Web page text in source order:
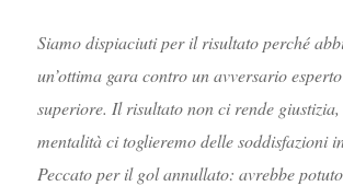
Siamo dispiaciuti per il risultato perché
un’ottima gara contro un avversario
superiore. Il risultato non ci rende
mentalità ci toglieremo delle soddisfazioni
Peccato per il gol annullato: avrebbe